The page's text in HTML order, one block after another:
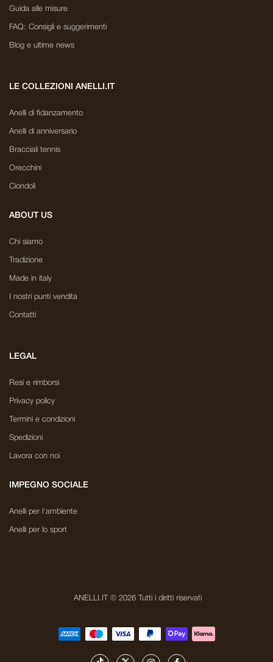
Guida alle misure
FAQ: Consigli e suggerimenti
Blog e ultime news
LE COLLEZIONI ANELLI.IT
Anelli di fidanzamento
Anelli di anniversario
Bracciali tennis
Orecchini
Ciondoli
ABOUT US
Chi siamo
Tradizione
Made in italy
I nostri punti vendita
Contatti
LEGAL
Resi e rimborsi
Privacy policy
Termini e condizioni
Spedizioni
Lavora con noi
IMPEGNO SOCIALE
Anelli per l'ambiente
Anelli per lo sport
ANELLI.IT © 2026 Tutti i diritti riservati